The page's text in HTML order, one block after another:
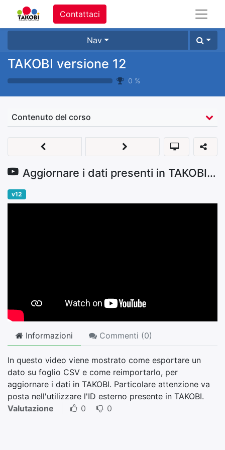
Contattaci
Nav
TAKOBI versione 12
0 %
Contenuto del corso
Aggiornare i dati presenti in TAKOBI tramite export/import di CSV
v12
Informazioni Commenti (0)
In questo video viene mostrato come esportare un
dato su foglio CSV e come reimportarlo, per
aggiornare i dati in TAKOBI. Particolare attenzione va
posta nell'utilizzare l'ID esterno presente in TAKOBI.
Valutazione
0 0